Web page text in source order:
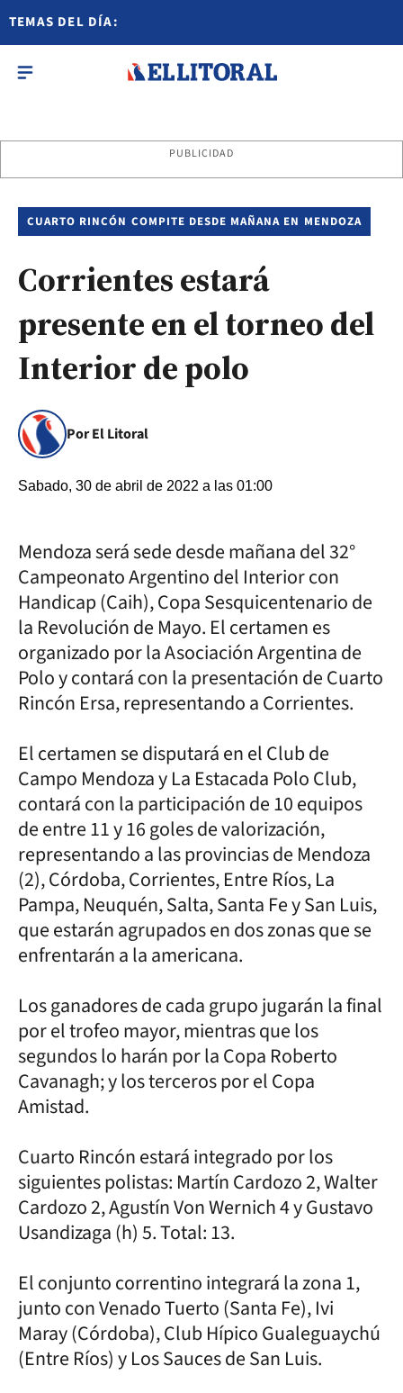
TEMAS DEL DÍA:
PUBLICIDAD
CUARTO RINCÓN COMPITE DESDE MAÑANA EN MENDOZA
Corrientes estará
presente en el torneo del
Interior de polo
Por El Litoral
Sabado, 30 de abril de 2022 a las 01:00
Mendoza será sede desde mañana del 32°
Campeonato Argentino del Interior con
Handicap (Caih), Copa Sesquicentenario de
la Revolución de Mayo. El certamen es
organizado por la Asociación Argentina de
Polo y contará con la presentación de Cuarto
Rincón Ersa, representando a Corrientes.
El certamen se disputará en el Club de
Campo Mendoza y La Estacada Polo Club,
contará con la participación de 10 equipos
de entre 11 y 16 goles de valorización,
representando a las provincias de Mendoza
(2), Córdoba, Corrientes, Entre Ríos, La
Pampa, Neuquén, Salta, Santa Fe y San Luis,
que estarán agrupados en dos zonas que se
enfrentarán a la americana.
Los ganadores de cada grupo jugarán la final
por el trofeo mayor, mientras que los
segundos lo harán por la Copa Roberto
Cavanagh; y los terceros por el Copa
Amistad.
Cuarto Rincón estará integrado por los
siguientes polistas: Martín Cardozo 2, Walter
Cardozo 2, Agustín Von Wernich 4 y Gustavo
Usandizaga (h) 5. Total: 13.
El conjunto correntino integrará la zona 1,
junto con Venado Tuerto (Santa Fe), Ivi
Maray (Córdoba), Club Hípico Gualeguaychú
(Entre Ríos) y Los Sauces de San Luis.